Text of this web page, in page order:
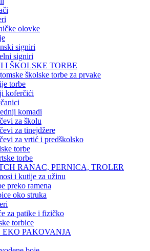
olovke
signiri
signiri
I ŠKOLSKE TORBE
školske torbe za prvake
torbe
koferčići
komadi
za školu
za tinejdžere
za vrtić i predškolsko
torbe
torbe
RANAC, PERNICA, TROLER
i kutije za užinu
preko ramena
oko struka
za patike i fizičko
torbice
EKO PAKOVANJA